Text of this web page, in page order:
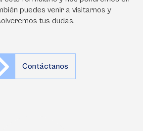
puedes venir a visitarnos y
tus dudas.
Contáctanos